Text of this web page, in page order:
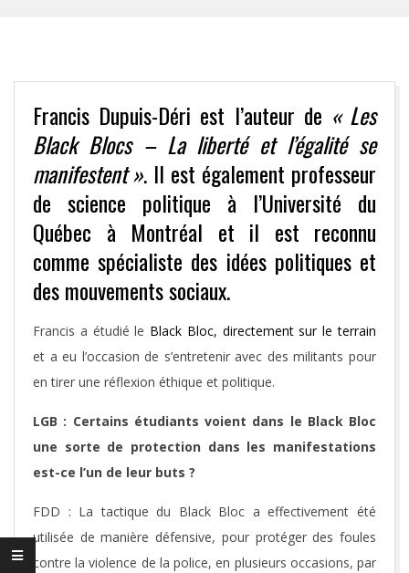
Francis Dupuis-Déri est l’auteur de « Les
Black Blocs – La liberté et l’égalité se
manifestent ». Il est également professeur
de science politique à l’Université du
Québec à Montréal et il est reconnu
comme spécialiste des idées politiques et
des mouve­ments sociaux.
Francis a étudié le Black Bloc, directement sur le terrain
et a eu l’occasion de s’entretenir avec des militants pour
en tirer une réflexion éthique et politique.
LGB : Certains étudiants voient dans le Black Bloc
une sorte de protection dans les manifestations
est-ce l’un de leur buts ?
FDD : La tactique du Black Bloc a effectivement été
utilisée de manière défensive, pour protéger des foules
contre la violence de la police, en plusieurs occasions, par